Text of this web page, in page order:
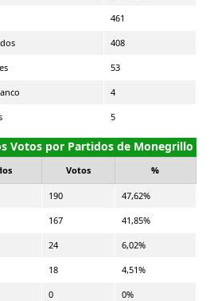
461
408
53
4
5
Votos por Partidos de Monegrillo
Votos %
190 47,62%
167 41,85%
24 6,02%
18 4,51%
0 0%